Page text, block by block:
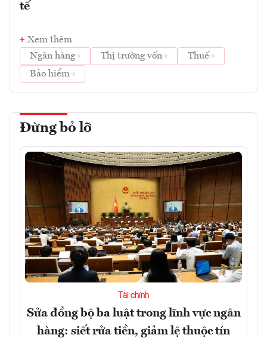
tế
Xem thêm
Ngân hàng
Thị trường vốn
Thuế
Bảo hiểm
Đừng bỏ lỡ
Tài chính
Sửa đồng bộ ba luật trong lĩnh vực ngân
hàng: siết rửa tiền, giảm lệ thuộc tín